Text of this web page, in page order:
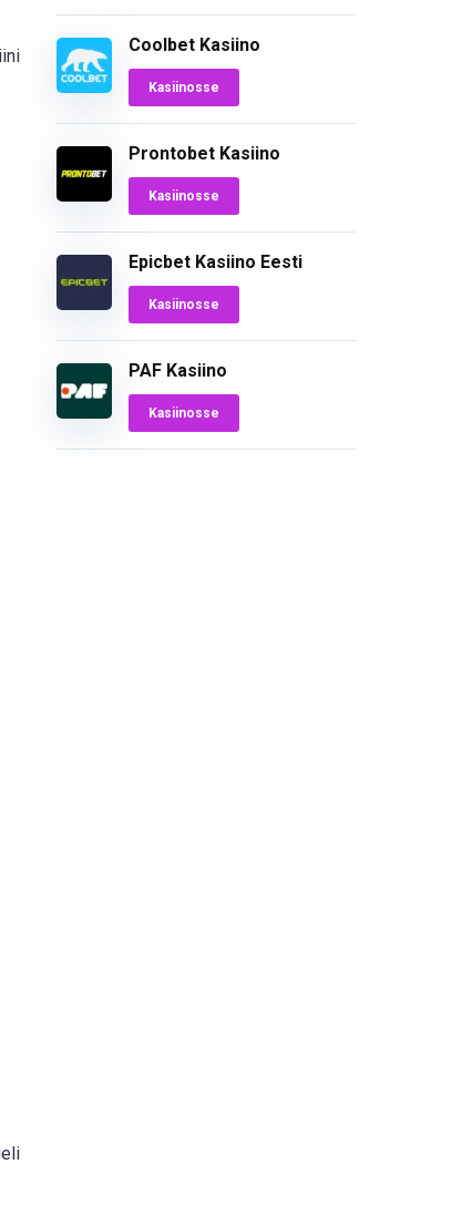
Coolbet Kasiino
Kasiinosse
Prontobet Kasiino
Kasiinosse
Epicbet Kasiino Eesti
Kasiinosse
PAF Kasiino
Kasiinosse